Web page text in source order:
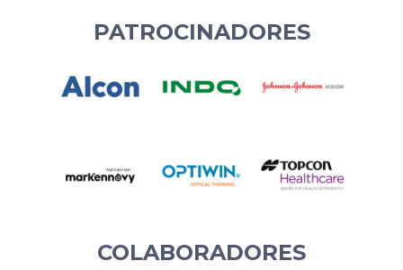
PATROCINADORES
COLABORADORES